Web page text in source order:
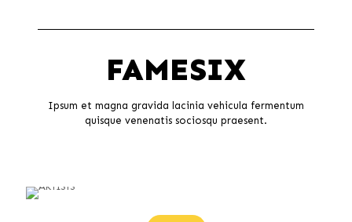
FAMESIX
Ipsum et magna gravida lacinia vehicula fermentum
quisque venenatis sociosqu praesent.